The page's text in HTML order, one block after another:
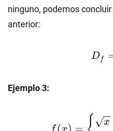
ninguno, podemos
anterior:
D f
Ejemplo 3:
\sqrt{x}
( ) =
x